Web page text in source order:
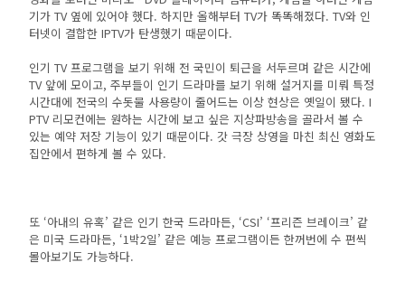
기가 TV 옆에 있어야 했다. 하지만 올해부터 TV가 똑똑해졌다. TV와 인
터넷이 결합한 IPTV가 탄생했기 때문이다.
인기 TV 프로그램을 보기 위해 전 국민이 퇴근을 서두르며 같은 시간에
TV 앞에 모이고, 주부들이 인기 드라마를 보기 위해 설거지를 미뤄 특정
시간대에 전국의 수돗물 사용량이 줄어드는 이상 현상은 옛일이 됐다. I
PTV 리모컨에는 원하는 시간에 보고 싶은 지상파방송을 골라서 볼 수
있는 예약 저장 기능이 있기 때문이다. 갓 극장 상영을 마친 최신 영화도
집안에서 편하게 볼 수 있다.
또 ‘아내의 유혹’ 같은 인기 한국 드라마든, ‘CSI’ ‘프리즌 브레이크’ 같
은 미국 드라마든, ‘1박2일’ 같은 예능 프로그램이든 한꺼번에 수 편씩
몰아보기도 가능하다.